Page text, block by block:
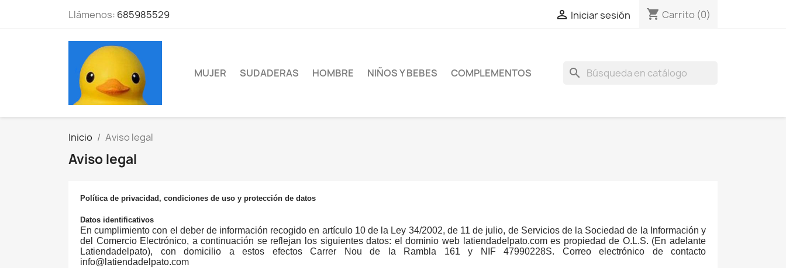
Llámenos: 685985529  Iniciar sesión shopping_cart Carrito (0)
MUJER SUDADERAS HOMBRE NIÑOS Y BEBES COMPLEMENTOS search
Inicio Aviso legal
Aviso legal
Política de privacidad, condiciones de uso y protección de datos
Datos identificativos
En cumplimiento con el deber de información recogido en artículo 10 de la Ley 34/2002, de 11 de julio, de Servicios de la Sociedad de la Información y
del Comercio Electrónico, a continuación se reflejan los siguientes datos: el dominio web latiendadelpato.com es propiedad de O.L.S. (En adelante
Latiendadelpato), con domicilio a estos efectos Carrer Nou de la Rambla 161 y NIF 47990228S. Correo electrónico de contacto
info@latiendadelpato.com